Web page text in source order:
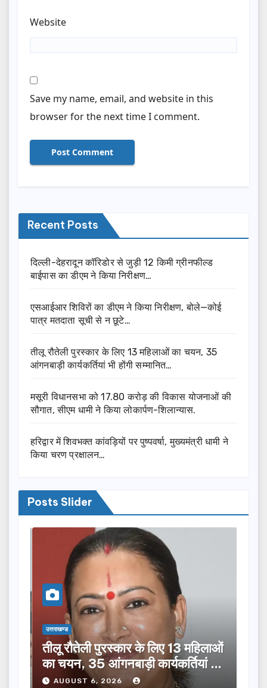
Website
Save my name, email, and website in this
browser for the next time I comment.
Recent Posts
दिल्ली-देहरादून कॉरिडोर से जुड़ी 12 किमी ग्रीनफील्ड
बाईपास का डीएम ने किया निरीक्षण…
एसआईआर शिविरों का डीएम ने किया निरीक्षण, बोले—कोई
पात्र मतदाता सूची से न छूटे…
तीलू रौतेली पुरस्कार के लिए 13 महिलाओं का चयन, 35
आंगनबाड़ी कार्यकर्तियां भी होंगी सम्मानित…
मसूरी विधानसभा को 17.80 करोड़ की विकास योजनाओं की
सौगात, सीएम धामी ने किया लोकार्पण-शिलान्यास.
हरिद्वार में शिवभक्त कांवड़ियों पर पुष्पवर्षा, मुख्यमंत्री धामी ने
किया चरण प्रक्षालन…
Posts Slider
उत्तराखण्ड
तीलू रौतेली पुरस्कार के लिए 13 महिलाओं
का चयन, 35 आंगनबाड़ी कार्यकर्तियां भी
होंगी सम्मानित…
AUGUST 6, 2026